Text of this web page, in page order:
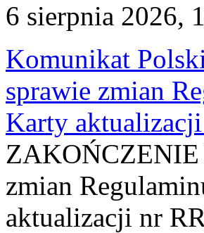
6 sierpnia 2026,
Komunikat
sprawie zmian
Karty
ZAKOŃCZENIE
zmian
aktualizacji nr